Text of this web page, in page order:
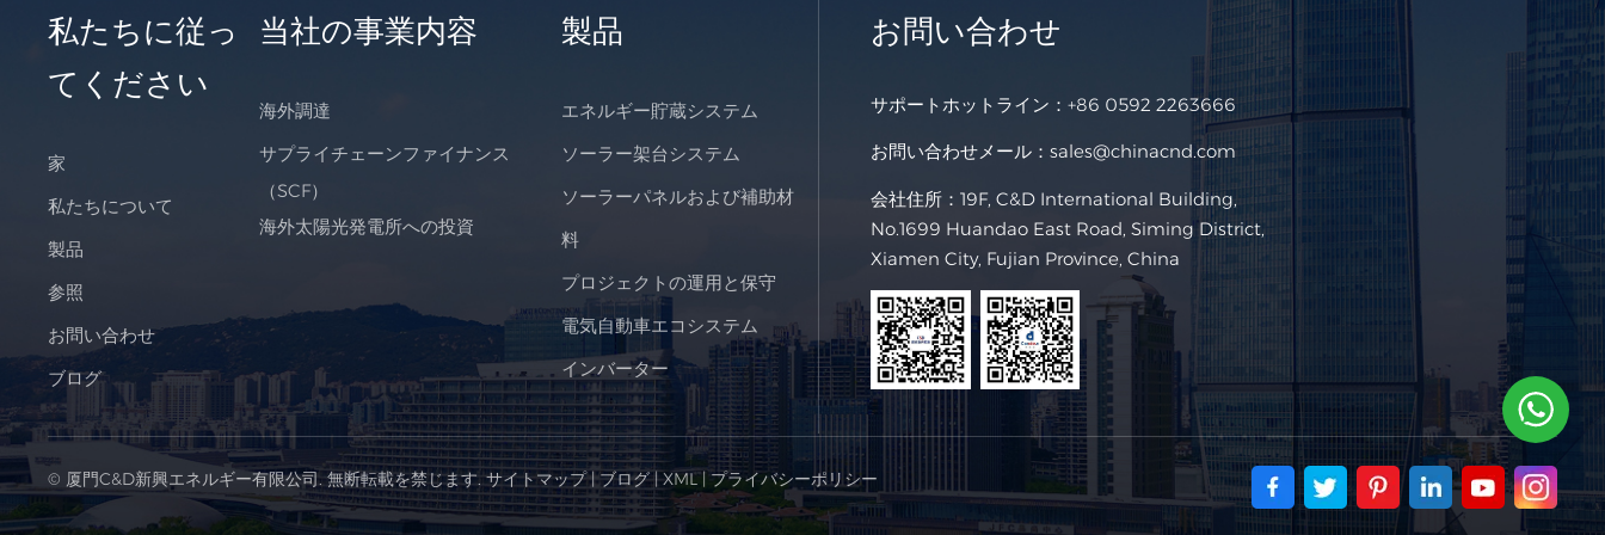
私たちに従っ
てください
家
私たちについて
製品
参照
お問い合わせ
ブログ
当社の事業内容
海外調達
サプライチェーンファイナンス
（SCF）
海外太陽光発電所への投資
製品
エネルギー貯蔵システム
ソーラー架台システム
ソーラーパネルおよび補助材
料
プロジェクトの運用と保守
電気自動車エコシステム
インバーター
お問い合わせ
サポートホットライン：+86 0592 2263666
お問い合わせメール：sales@chinacnd.com
会社住所：19F, C&D International Building,
No.1699 Huandao East Road, Siming District,
Xiamen City, Fujian Province, China
© 厦門C&D新興エネルギー有限公司. 無断転載を禁じます.サイトマップ|ブログ|XML|プライバシーポリシー